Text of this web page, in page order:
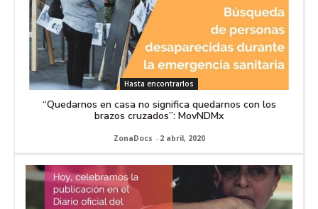
Hasta encontrarlos
“Quedarnos en casa no significa quedarnos con los
brazos cruzados”: MovNDMx
ZonaDocs - 2 abril, 2020